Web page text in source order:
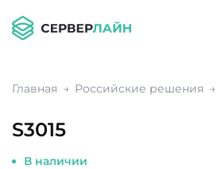
Главная Российские решения
S3015
В наличии